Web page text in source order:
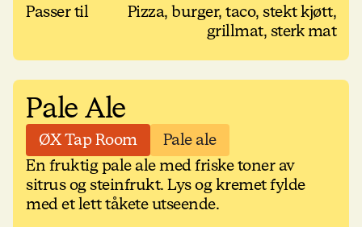
Passer til
Pizza, burger, taco, stekt kjøtt,
grillmat, sterk mat
Pale Ale
ØX Tap Room
Pale ale
En fruktig pale ale med friske toner av
sitrus og steinfrukt. Lys og kremet fylde
med et lett tåkete utseende.